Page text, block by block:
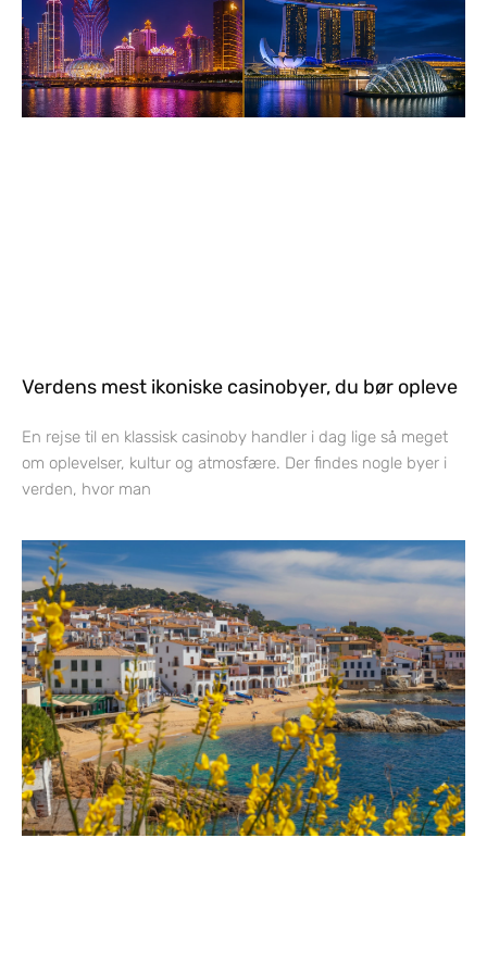
Verdens mest ikoniske casinobyer, du bør opleve
En rejse til en klassisk casinoby handler i dag lige så meget
om oplevelser, kultur og atmosfære. Der findes nogle byer i
verden, hvor man